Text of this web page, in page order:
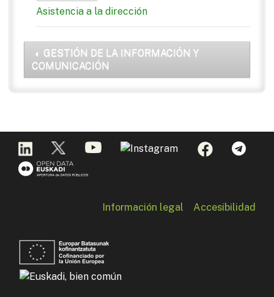
Asistencia a la dirección
GESTIÓN DE LA INFORMACIÓN Y
COMUNICACIÓN
Información legal Accesibilidad